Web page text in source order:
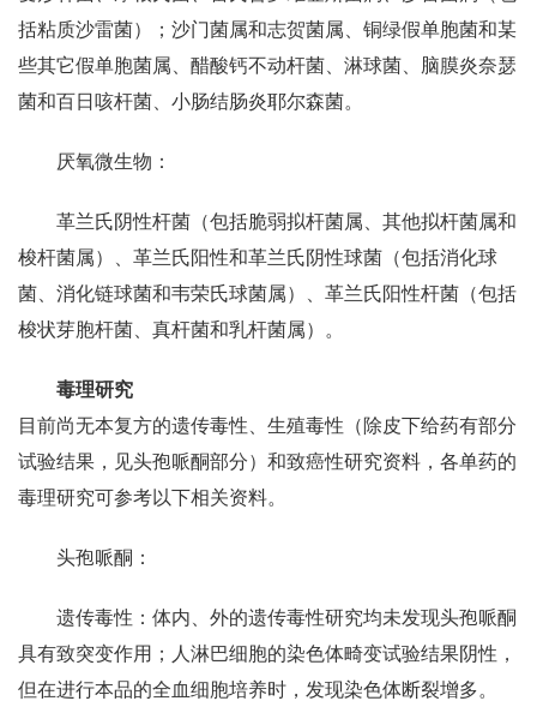
括粘质沙雷菌）；沙门菌属和志贺菌属、铜绿假单胞菌和某
些其它假单胞菌属、醋酸钙不动杆菌、淋球菌、脑膜炎奈瑟
菌和百日咳杆菌、小肠结肠炎耶尔森菌。
厌氧微生物：
革兰氏阴性杆菌（包括脆弱拟杆菌属、其他拟杆菌属和
梭杆菌属）、革兰氏阳性和革兰氏阴性球菌（包括消化球
菌、消化链球菌和韦荣氏球菌属）、革兰氏阳性杆菌（包括
梭状芽胞杆菌、真杆菌和乳杆菌属）。
毒理研究
目前尚无本复方的遗传毒性、生殖毒性（除皮下给药有部分
试验结果，见头孢哌酮部分）和致癌性研究资料，各单药的
毒理研究可参考以下相关资料。
头孢哌酮：
遗传毒性：体内、外的遗传毒性研究均未发现头孢哌酮
具有致突变作用；人淋巴细胞的染色体畸变试验结果阴性，
但在进行本品的全血细胞培养时，发现染色体断裂增多。